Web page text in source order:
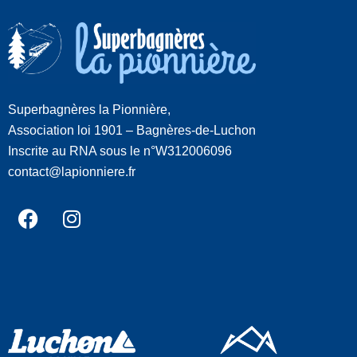
Superbagnères la Pionnière,
Association loi 1901 – Bagnères-de-Luchon
Inscrite au RNA sous le n°W312006096
contact@lapionniere.fr
FacebookInstagram